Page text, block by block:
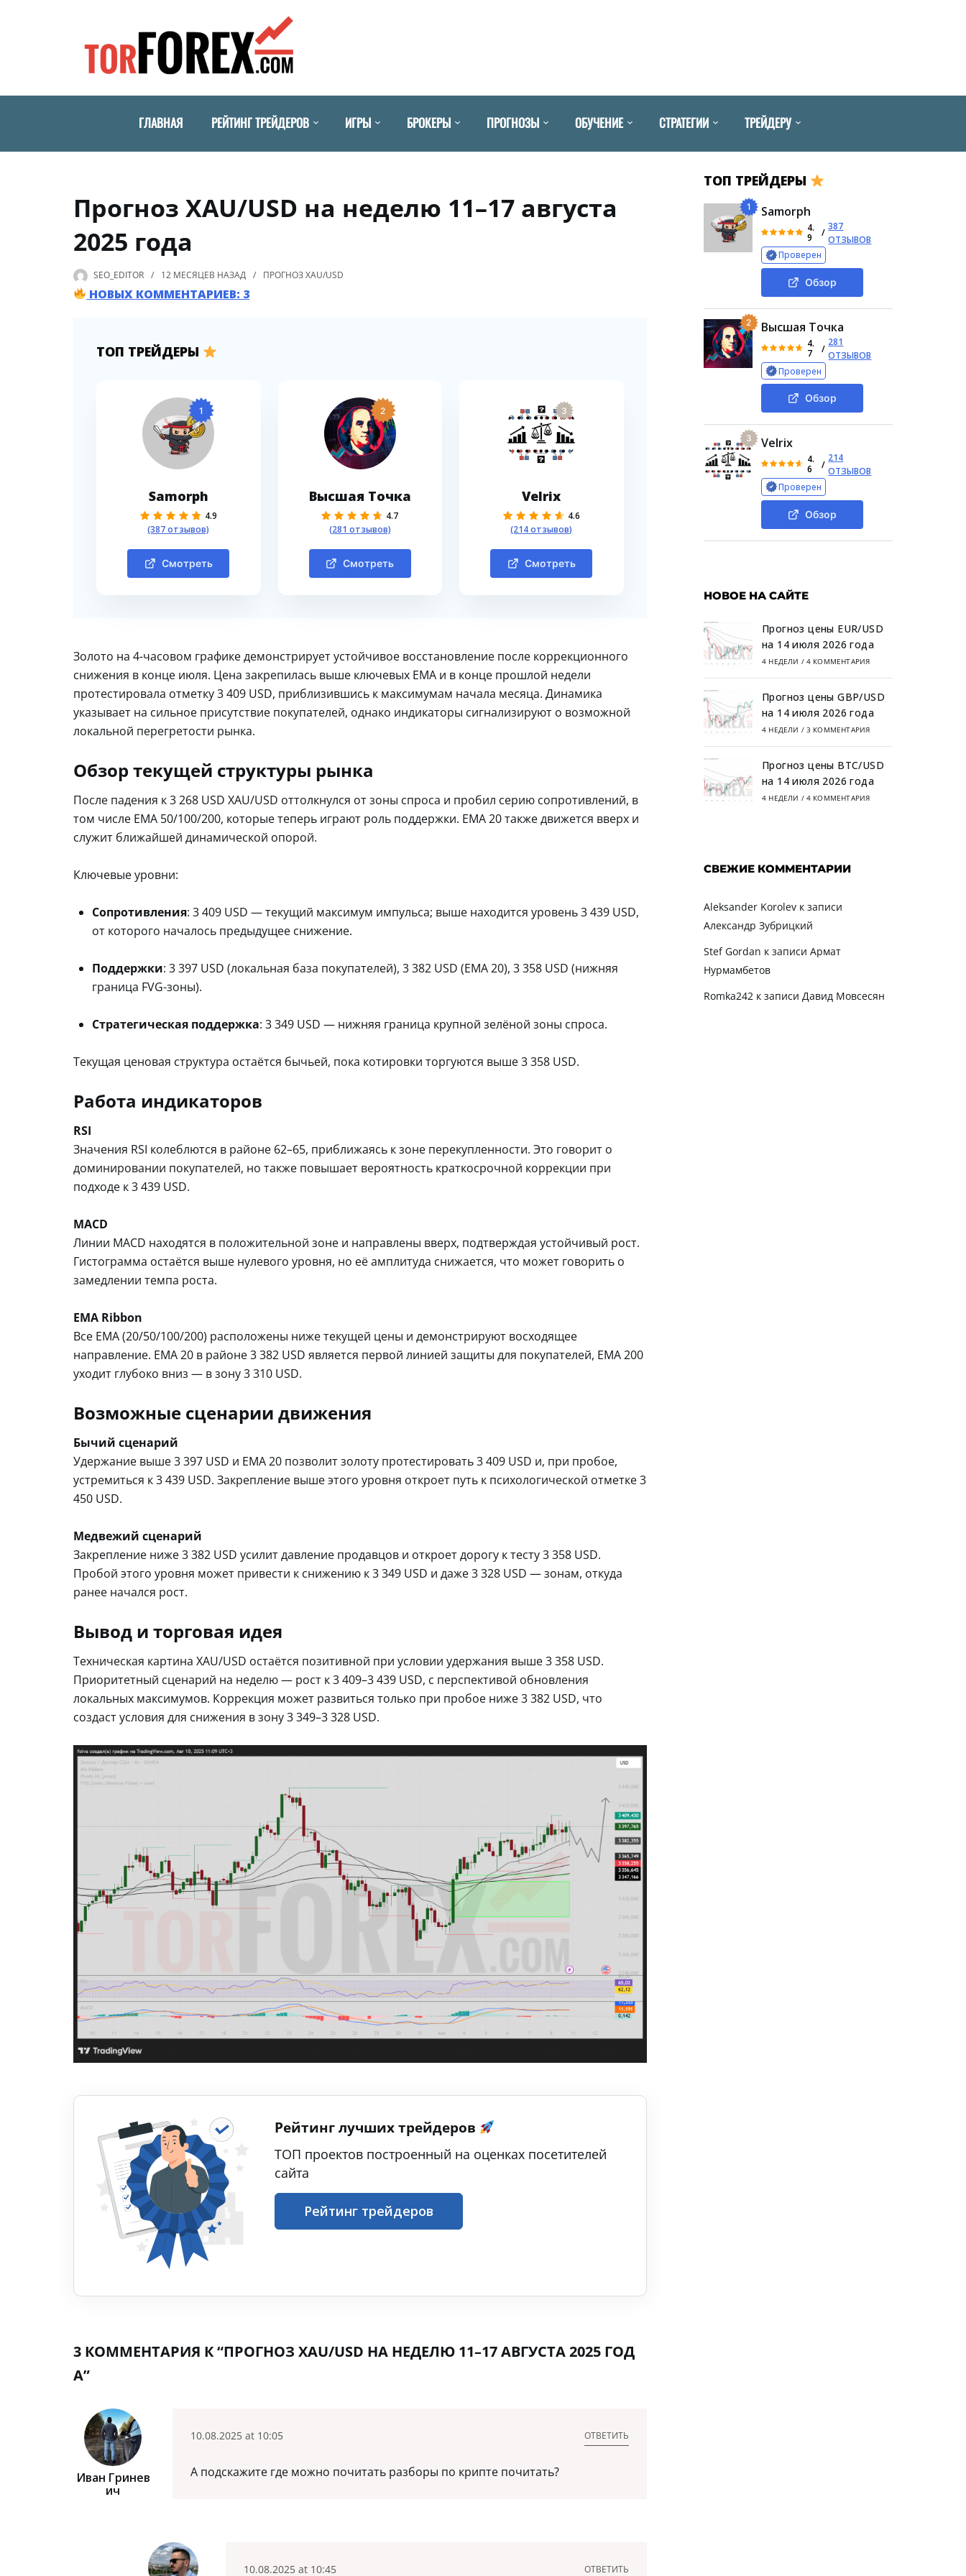
ГЛАВНАЯ РЕЙТИНГ ТРЕЙДЕРОВ ИГРЫ БРОКЕРЫ ПРОГНОЗЫ ОБУЧЕНИЕ СТРАТЕГИИ ТРЕЙДЕРУ
Прогноз XAU/USD на неделю 11–17 августа
2025 года
SEO_EDITOR 12 МЕСЯЦЕВ НАЗАД ПРОГНОЗ XAU/USD
НОВЫХ КОММЕНТАРИЕВ: 3
ТОП ТРЕЙДЕРЫ
1
Samorph
4.9
(387 отзывов)
Смотреть
2
Высшая Точка
4.7
(281 отзывов)
Смотреть
3
Velrix
4.6
(214 отзывов)
Смотреть
Золото на 4-часовом графике демонстрирует устойчивое восстановление после коррекционного
снижения в конце июля. Цена закрепилась выше ключевых EMA и в конце прошлой недели
протестировала отметку 3 409 USD, приблизившись к максимумам начала месяца. Динамика
указывает на сильное присутствие покупателей, однако индикаторы сигнализируют о возможной
локальной перегретости рынка.
Обзор текущей структуры рынка
После падения к 3 268 USD XAU/USD оттолкнулся от зоны спроса и пробил серию сопротивлений, в
том числе EMA 50/100/200, которые теперь играют роль поддержки. EMA 20 также движется вверх и
служит ближайшей динамической опорой.
Ключевые уровни:
Сопротивления: 3 409 USD — текущий максимум импульса; выше находится уровень 3 439 USD,
от которого началось предыдущее снижение.
Поддержки: 3 397 USD (локальная база покупателей), 3 382 USD (EMA 20), 3 358 USD (нижняя
граница FVG-зоны).
Стратегическая поддержка: 3 349 USD — нижняя граница крупной зелёной зоны спроса.
Текущая ценовая структура остаётся бычьей, пока котировки торгуются выше 3 358 USD.
Работа индикаторов
RSI
Значения RSI колеблются в районе 62–65, приближаясь к зоне перекупленности. Это говорит о
доминировании покупателей, но также повышает вероятность краткосрочной коррекции при
подходе к 3 439 USD.
MACD
Линии MACD находятся в положительной зоне и направлены вверх, подтверждая устойчивый рост.
Гистограмма остаётся выше нулевого уровня, но её амплитуда снижается, что может говорить о
замедлении темпа роста.
EMA Ribbon
Все EMA (20/50/100/200) расположены ниже текущей цены и демонстрируют восходящее
направление. EMA 20 в районе 3 382 USD является первой линией защиты для покупателей, EMA 200
уходит глубоко вниз — в зону 3 310 USD.
Возможные сценарии движения
Бычий сценарий
Удержание выше 3 397 USD и EMA 20 позволит золоту протестировать 3 409 USD и, при пробое,
устремиться к 3 439 USD. Закрепление выше этого уровня откроет путь к психологической отметке 3
450 USD.
Медвежий сценарий
Закрепление ниже 3 382 USD усилит давление продавцов и откроет дорогу к тесту 3 358 USD.
Пробой этого уровня может привести к снижению к 3 349 USD и даже 3 328 USD — зонам, откуда
ранее начался рост.
Вывод и торговая идея
Техническая картина XAU/USD остаётся позитивной при условии удержания выше 3 358 USD.
Приоритетный сценарий на неделю — рост к 3 409–3 439 USD, с перспективой обновления
локальных максимумов. Коррекция может развиться только при пробое ниже 3 382 USD, что
создаст условия для снижения в зону 3 349–3 328 USD.
Рейтинг лучших трейдеров
ТОП проектов построенный на оценках посетителей
сайта
Рейтинг трейдеров
3 КОММЕНТАРИЯ К “ПРОГНОЗ XAU/USD НА НЕДЕЛЮ 11–17 АВГУСТА 2025 ГОД
А”
Иван Гринев
Ич
10.08.2025 at 10:05
А подскажите где можно почитать разборы по крипте почитать?
ОТВЕТИТЬ
10.08.2025 at 10:45 ОТВЕТИТЬ
ТОП ТРЕЙДЕРЫ
1 Samorph
4.
9
/
387
ОТЗЫВОВ
Проверен
Обзор
2 Высшая Точка
4.
7
/
281
ОТЗЫВОВ
Проверен
Обзор
3 Velrix
4.
6
/
214
ОТЗЫВОВ
Проверен
Обзор
НОВОЕ НА САЙТЕ
Прогноз цены EUR/USD
на 14 июля 2026 года
4 НЕДЕЛИ / 4 КОММЕНТАРИЯ
Прогноз цены GBP/USD
на 14 июля 2026 года
4 НЕДЕЛИ / 3 КОММЕНТАРИЯ
Прогноз цены BTC/USD
на 14 июля 2026 года
4 НЕДЕЛИ / 4 КОММЕНТАРИЯ
СВЕЖИЕ КОММЕНТАРИИ
Aleksander Korolevк записи
Александр Зубрицкий
Stef Gordan к записи Армат
Нурмамбетов
Romka242 к записи Давид Мовсесян